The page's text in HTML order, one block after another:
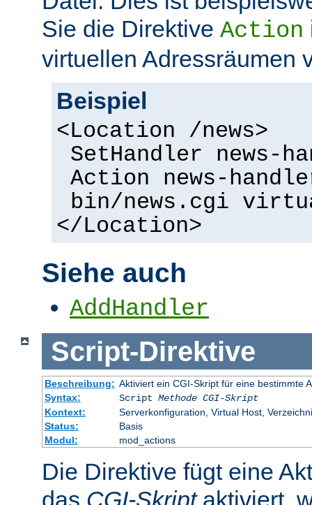
Sie die Direktive Action
virtuellen Adressräumen
Beispiel
<Location /news>
SetHandler news-
Action news-
bin/news.cgi
</Location>
Siehe auch
AddHandler
Script-Direktive
Beschreibung: Aktiviert ein CGI-Skript für eine bestimmte
Syntax:
Script Methode CGI-Skript
Kontext:
Serverkonfiguration, Virtual Host,
Status:
Basis
Modul:
mod_actions
Die Direktive fügt eine